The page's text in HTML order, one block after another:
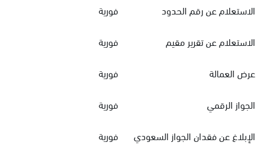
الاستعلام عن رقم الحدود
فورية
الاستعلام عن تقرير مقيم
فورية
عرض العمالة
فورية
الجواز الرقمي
فورية
الإبلاغ عن فقدان الجواز السعودي
فورية